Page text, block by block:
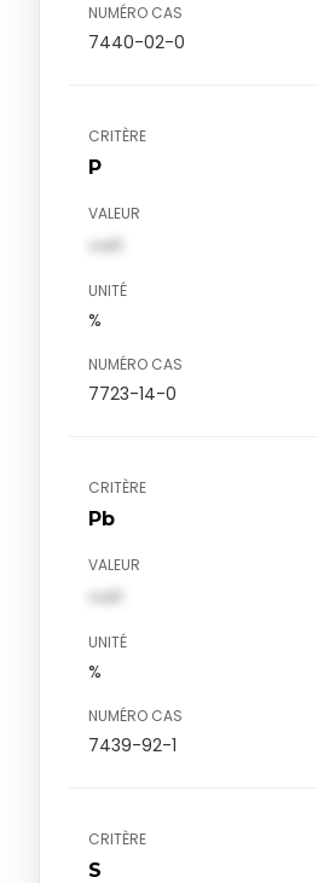
NUMÉRO CAS
7440-02-0
CRITÈRE
P
VALEUR
val1
UNITÉ
%
NUMÉRO CAS
7723-14-0
CRITÈRE
Pb
VALEUR
val1
UNITÉ
%
NUMÉRO CAS
7439-92-1
CRITÈRE
S